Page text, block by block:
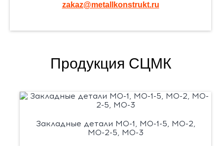
zakaz@metallkonstrukt.ru
Продукция СЦМК
Закладные детали М0-1, М0-1-5, М0-2,
М0-2-5, М0-3